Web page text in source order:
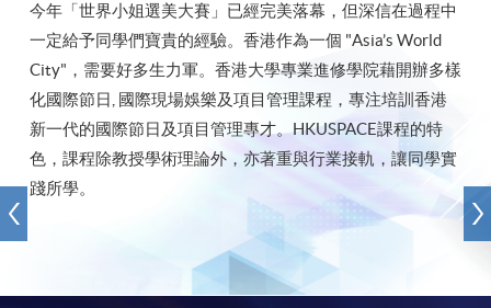
今年「世界小姐選美大賽」已經完美落幕，但深信在過程中
一定給予同學們寶貴的經驗。香港作為一個 "Asia’s World
City"，需要好多生力軍。香港大學專業進修學院藉開辦多樣
化國際節日, 國際現場娛樂及項目管理課程，專注培訓香港
新一代的國際節日及項目管理專才。HKUSPACE課程的特
色，課程除教授學術理論外，亦著重與行業接軌，讓同學實
踐所學。